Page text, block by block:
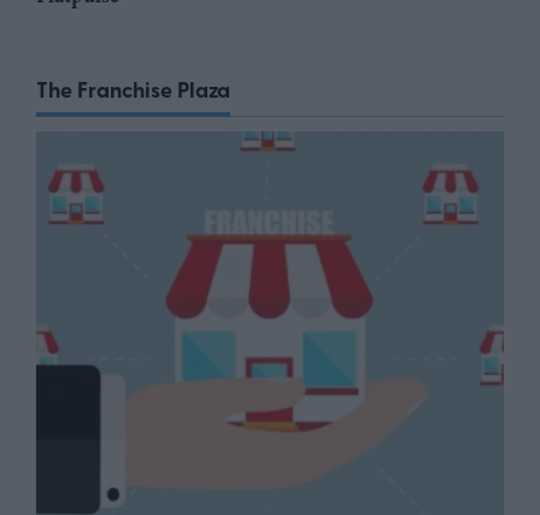
The Franchise Plaza